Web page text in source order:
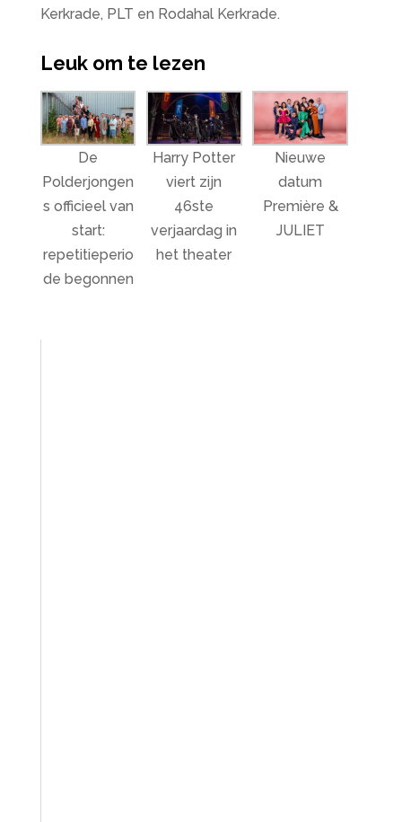
Kerkrade, PLT en Rodahal Kerkrade.
Leuk om te lezen
De
Polderjongen
s officieel van
start:
repetitieperio
de begonnen
Harry Potter
viert zijn
46ste
verjaardag in
het theater
Nieuwe
datum
Première &
JULIET